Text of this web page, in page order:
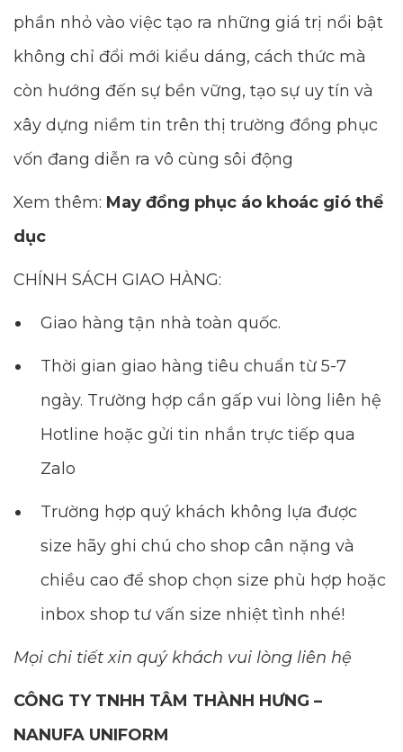
phần nhỏ vào việc tạo ra những giá trị nổi bật
không chỉ đổi mới kiểu dáng, cách thức mà
còn hướng đến sự bền vững, tạo sự uy tín và
xây dựng niềm tin trên thị trường đồng phục
vốn đang diễn ra vô cùng sôi động
Xem thêm: May đồng phục áo khoác gió thể
dục
CHÍNH SÁCH GIAO HÀNG:
Giao hàng tận nhà toàn quốc.
Thời gian giao hàng tiêu chuẩn từ 5-7
ngày. Trường hợp cần gấp vui lòng liên hệ
Hotline hoặc gửi tin nhắn trực tiếp qua
Zalo
Trường hợp quý khách không lựa được
size hãy ghi chú cho shop cân nặng và
chiều cao để shop chọn size phù hợp hoặc
inbox shop tư vấn size nhiệt tình nhé!
Mọi chi tiết xin quý khách vui lòng liên hệ
CÔNG TY TNHH TÂM THÀNH HƯNG –
NANUFA UNIFORM